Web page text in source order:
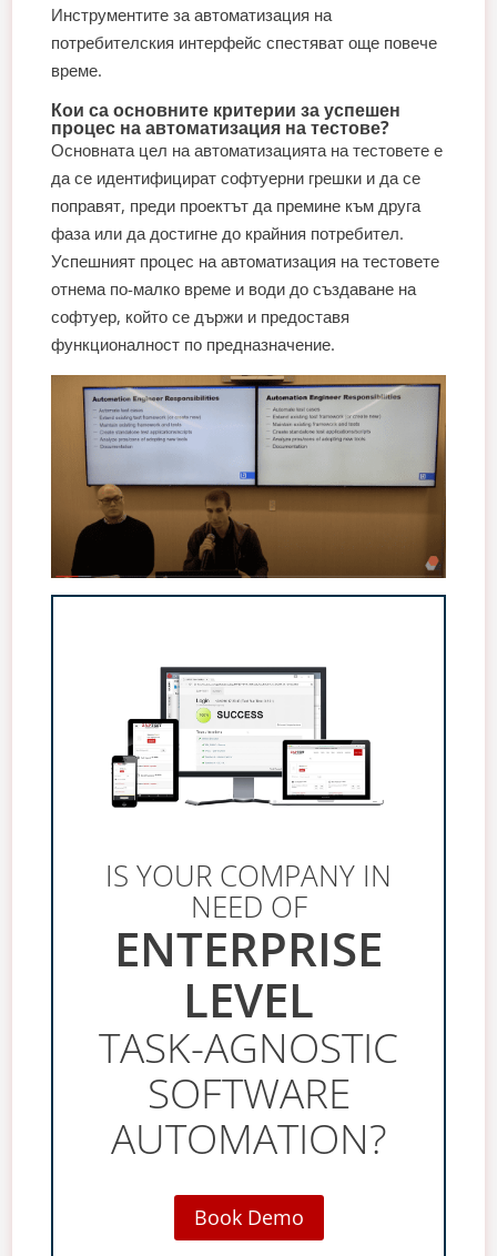
Инструментите за автоматизация на
потребителския интерфейс спестяват още повече
време.
Кои са основните критерии за успешен
процес на автоматизация на тестове?
Основната цел на автоматизацията на тестовете е
да се идентифицират софтуерни грешки и да се
поправят, преди проектът да премине към друга
фаза или да достигне до крайния потребител.
Успешният процес на автоматизация на тестовете
отнема по-малко време и води до създаване на
софтуер, който се държи и предоставя
функционалност по предназначение.
IS YOUR COMPANY IN
NEED OF
ENTERPRISE
LEVEL
TASK-AGNOSTIC
SOFTWARE
AUTOMATION?
Book Demo